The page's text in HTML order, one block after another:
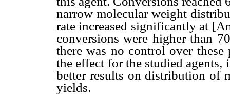
narrow molecular weight
rate increased significantly at
conversions were higher than
there was no control over
the effect for the studied agents,
better results on distribution of
yields.